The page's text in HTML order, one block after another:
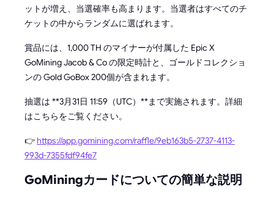
ットが増え、当選確率も高まります。当選者はすべてのチ
ケットの中からランダムに選ばれます。
賞品には、1,000 TH のマイナーが付属した Epic X
GoMining Jacob & Co の限定時計と、ゴールドコレクショ
ンの Gold GoBox 200個が含まれます。
抽選は **3月31日 11:59（UTC）**まで実施されます。詳細
はこちらをご覧ください。
👉https://app.gomining.com/raffle/9eb163b5-2737-4113-
993d-7355fdf94fe7
GoMiningカードについての簡単な説明